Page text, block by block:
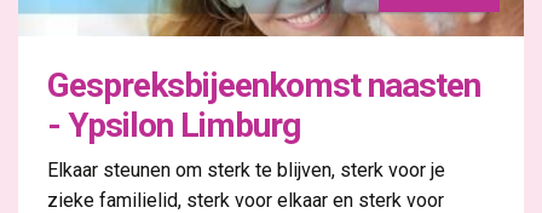
Gespreksbijeenkomst naasten
- Ypsilon Limburg
Elkaar steunen om sterk te blijven, sterk voor je
zieke familielid, sterk voor elkaar en sterk voor